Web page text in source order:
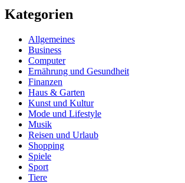
Kategorien
Allgemeines
Business
Computer
Ernährung und Gesundheit
Finanzen
Haus & Garten
Kunst und Kultur
Mode und Lifestyle
Musik
Reisen und Urlaub
Shopping
Spiele
Sport
Tiere